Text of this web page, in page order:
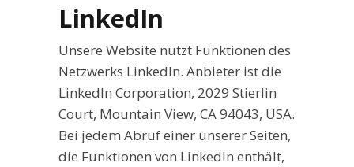
LinkedIn
Unsere Website nutzt Funktionen des
Netzwerks LinkedIn. Anbieter ist die
LinkedIn Corporation, 2029 Stierlin
Court, Mountain View, CA 94043, USA.
Bei jedem Abruf einer unserer Seiten,
die Funktionen von LinkedIn enthält,